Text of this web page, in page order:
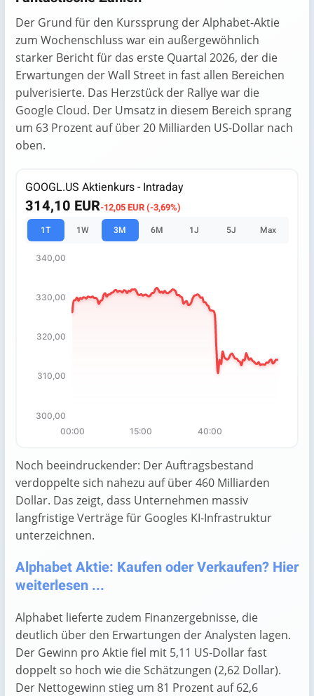
Der Grund für den Kurssprung der Alphabet-Aktie
zum Wochenschluss war ein außergewöhnlich
starker Bericht für das erste Quartal 2026, der die
Erwartungen der Wall Street in fast allen Bereichen
pulverisierte. Das Herzstück der Rallye war die
Google Cloud. Der Umsatz in diesem Bereich sprang
um 63 Prozent auf über 20 Milliarden US-Dollar nach
oben.
GOOGL.US Aktienkurs - Intraday
314,10 EUR-12,05 EUR (-3,69%)
1T 1W 3M 6M 1J 5J Max
Chart with 132 data points.
The chart has 1 X axis displaying categories.
The chart has 1 Y axis displaying values. Data ranges
00:00 15:00 40:00
300,00
310,00
320,00
330,00
340,00
Noch beeindruckender: Der Auftragsbestand
verdoppelte sich nahezu auf über 460 Milliarden
Dollar. Das zeigt, dass Unternehmen massiv
langfristige Verträge für Googles KI-Infrastruktur
unterzeichnen.
Alphabet Aktie: Kaufen oder Verkaufen? Hier
weiterlesen ...
Alphabet lieferte zudem Finanzergebnisse, die
deutlich über den Erwartungen der Analysten lagen.
Der Gewinn pro Aktie fiel mit 5,11 US-Dollar fast
doppelt so hoch wie die Schätzungen (2,62 Dollar).
Der Nettogewinn stieg um 81 Prozent auf 62,6